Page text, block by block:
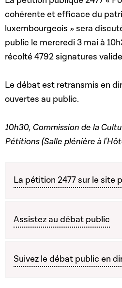
cohérente et efficace du
luxembourgeois » sera
public le mercredi 3 mai à
récolté 4792 signatures
Le débat est retransmis en
ouvertes au public.
10h30, Commission de la
Pétitions (Salle plénière à
La pétition 2477 sur le site
Assistez au débat public
Suivez le débat public en